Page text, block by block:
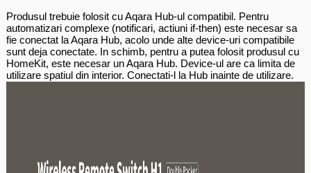
Produsul trebuie folosit cu Aqara Hub-ul compatibil. Pentru
automatizari complexe (notificari, actiuni if-then) este necesar sa
fie conectat la Aqara Hub, acolo unde alte device-uri compatibile
sunt deja conectate. In schimb, pentru a putea folosit produsul cu
HomeKit, este necesar un Aqara Hub. Device-ul are ca limita de
utilizare spatiul din interior. Conectati-l la Hub inainte de utilizare.